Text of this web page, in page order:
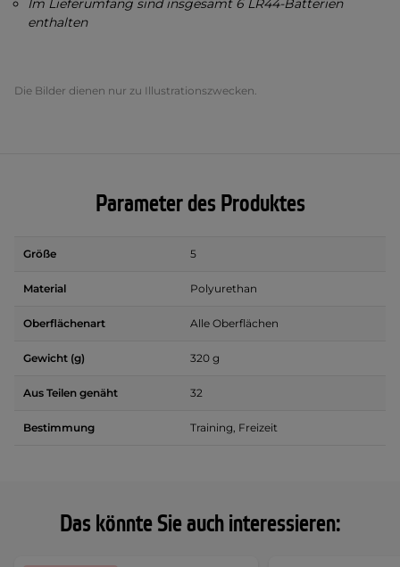
Das könnte Sie auch interessieren:
Im Lieferumfang sind insgesamt 6 LR44-Batterien
enthalten
Die Bilder dienen nur zu Illustrationszwecken.
Parameter des Produktes
Größe 5
Material Polyurethan
Oberflächenart Alle Oberflächen
Gewicht (g) 320 g
Aus Teilen genäht 32
Bestimmung Training, Freizeit